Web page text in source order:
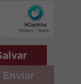
pagamento
manutenção de
razão pela
associação
quaisquer
em folha de